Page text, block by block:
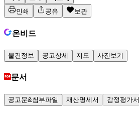
인쇄
공유 보관
온비드
물건정보 공고상세 지도 사진보기
문서
공고문&첨부파일 재산명세서 감정평가서